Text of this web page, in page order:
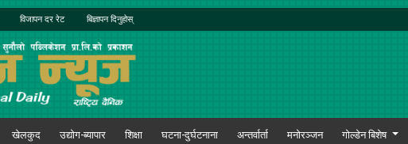
विजापन दर रेट बिज्ञापन दिनुहोस्
खेलकुद उद्योग-ब्यापार शिक्षा घटना-दुर्घटनाना अन्तर्वार्ता मनोरञ्जन गोल्डेन बिशेष